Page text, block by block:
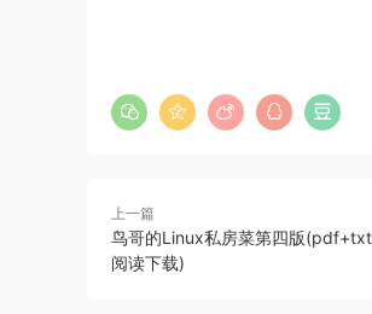
上一篇
鸟哥的Linux私房菜第四版
阅读下载)